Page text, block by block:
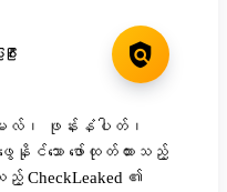
ြီး
ေးလ်၊ ဖုန်းနံပါတ်၊
င်သော ဖော်ထုတ်ထားသည့်
CheckLeaked ၏